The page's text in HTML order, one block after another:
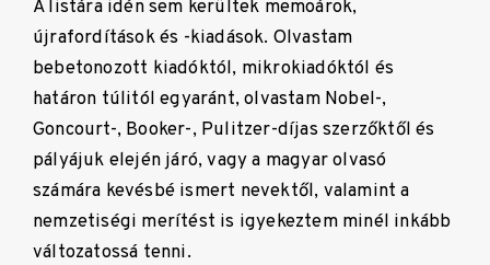
A listára idén sem kerültek memoárok,
újrafordítások és -kiadások. Olvastam
bebetonozott kiadóktól, mikrokiadóktól és
határon túlitól egyaránt, olvastam Nobel-,
Goncourt-, Booker-, Pulitzer-díjas szerzőktől és
pályájuk elején járó, vagy a magyar olvasó
számára kevésbé ismert nevektől, valamint a
nemzetiségi merítést is igyekeztem minél inkább
változatossá tenni.